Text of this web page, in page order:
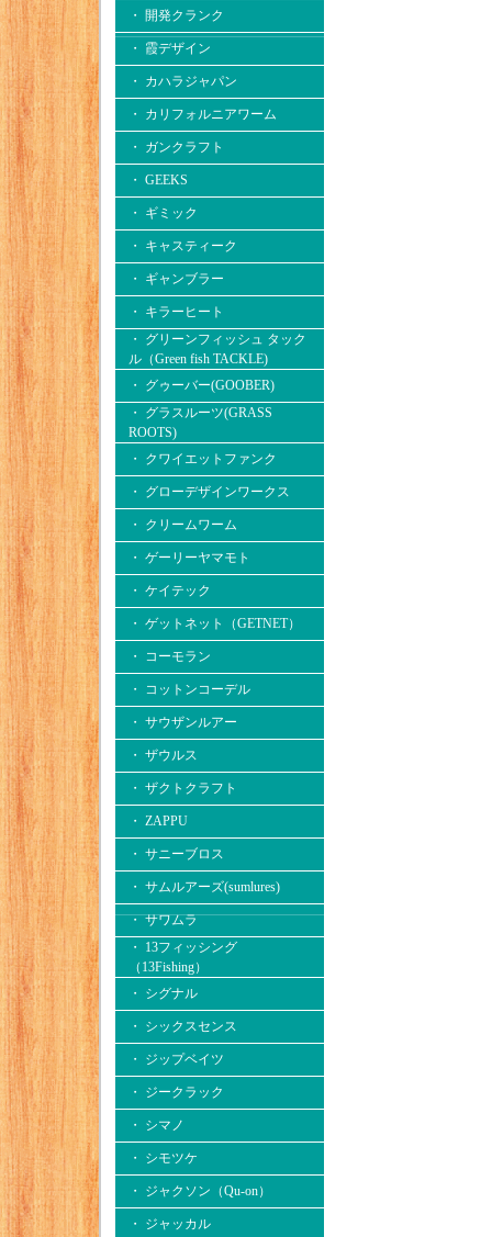
・ 開発クランク
・ 霞デザイン
・ カハラジャパン
・ カリフォルニアワーム
・ ガンクラフト
・ GEEKS
・ ギミック
・ キャスティーク
・ ギャンブラー
・ キラーヒート
・ グリーンフィッシュ タック
ル（Green fish TACKLE)
・ グゥーバー(GOOBER)
・ グラスルーツ(GRASS
ROOTS)
・ クワイエットファンク
・ グローデザインワークス
・ クリームワーム
・ ゲーリーヤマモト
・ ケイテック
・ ゲットネット（GETNET）
・ コーモラン
・ コットンコーデル
・ サウザンルアー
・ ザウルス
・ ザクトクラフト
・ ZAPPU
・ サニーブロス
・ サムルアーズ(sumlures)
・ サワムラ
・ 13フィッシング
（13Fishing）
・ シグナル
・ シックスセンス
・ ジップベイツ
・ ジークラック
・ シマノ
・ シモツケ
・ ジャクソン（Qu-on）
・ ジャッカル